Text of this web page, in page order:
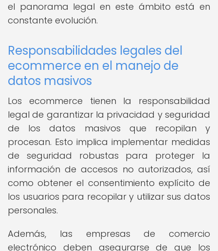
el panorama legal en este ámbito está en
constante evolución.
Responsabilidades legales del
ecommerce en el manejo de
datos masivos
Los ecommerce tienen la responsabilidad
legal de garantizar la privacidad y seguridad
de los datos masivos que recopilan y
procesan. Esto implica implementar medidas
de seguridad robustas para proteger la
información de accesos no autorizados, así
como obtener el consentimiento explícito de
los usuarios para recopilar y utilizar sus datos
personales.
Además, las empresas de comercio
electrónico deben asegurarse de que los